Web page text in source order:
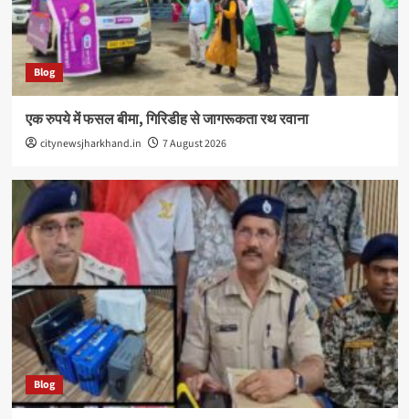
Blog
एक रुपये में फसल बीमा, गिरिडीह से जागरूकता रथ रवाना
citynewsjharkhand.in 7 August 2026
Blog